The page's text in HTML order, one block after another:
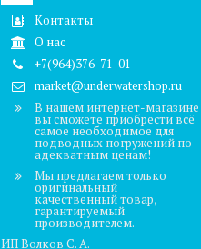
Контакты
О нас
+7(964)376-71-01
market@underwatershop.ru
В нашем интернет-магазине
вы сможете приобрести всё
самое необходимое для
подводных погружений по
адекватным ценам!
Мы предлагаем только
оригинальный
качественный товар,
гарантируемый
производителем.
ИП Волков С. А.